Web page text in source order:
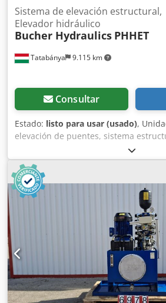
Tatabánya 9.115 km
Sistema de elevación estructural,
Elevador hidráulico
Bucher Hydraulics PHHET
Consultar
Estado: listo para usar (usado),
elevación de puentes, sistema
unidad hidráulica de elevación,
toneladas, máquina usada
Tipo: QX24-008R ; PHHET
Amsyr Ihroger Ancho: 1420 mm
1770 mm Presión de trabajo: 350 bar
2017 Peso: 850 kg Datos eléctricos:
Cilindros hidráulicos: 1. Dimensiones
485 mm Peso: 1400 kg Fabricante:
de trabajo: 450 bar Capacidad de
Diámetro: 710 mm 2. Dimensiones
mm Peso: 1400 kg Fabricante:
trabajo: 450 bar Capacidad de carga:
Diámetro: 710 mm